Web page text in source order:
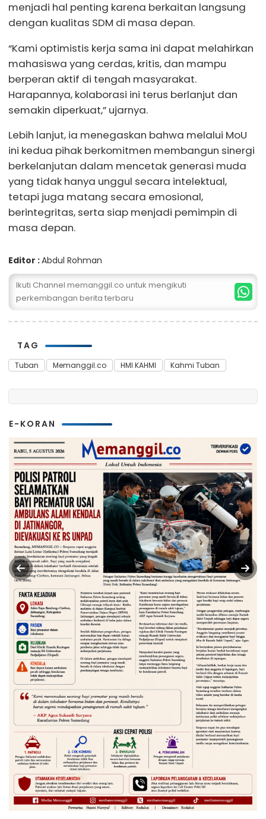
menjadi hal penting karena berkaitan langsung
dengan kualitas SDM di masa depan.
“Kami optimistis kerja sama ini dapat melahirkan
mahasiswa yang cerdas, kritis, dan mampu
berperan aktif di tengah masyarakat.
Harapannya, kolaborasi ini terus berlanjut dan
semakin diperkuat,” ujarnya.
Lebih lanjut, ia menegaskan bahwa melalui MoU
ini kedua pihak berkomitmen membangun sinergi
berkelanjutan dalam mencetak generasi muda
yang tidak hanya unggul secara intelektual,
tetapi juga matang secara emosional,
berintegritas, serta siap menjadi pemimpin di
masa depan.
Editor :Abdul Rohman
Ikuti Channel memanggil.co untuk mengikuti
perkembangan berita terbaru
TAG
Tuban Memanggil.co HMI KAHMI Kahmi Tuban
E-KORAN